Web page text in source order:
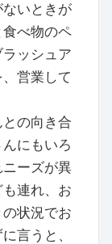
いときが
べ物のペ
ッシュア
営業して
の向き合
にもいろ
ーズが異
連れ、お
状況でお
言うと、